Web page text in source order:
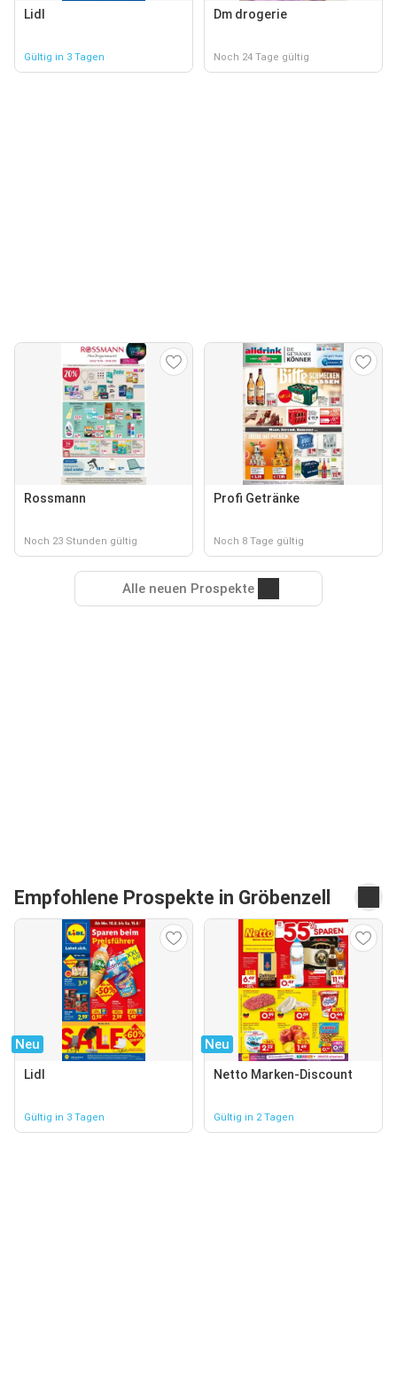
Lidl
Gültig in 3 Tagen
Dm drogerie
Noch 24 Tage gültig
Rossmann
Noch 23 Stunden gültig
Profi Getränke
Noch 8 Tage gültig
Alle neuen Prospekte
Empfohlene Prospekte in Gröbenzell
Neu
Lidl
Gültig in 3 Tagen
Neu
Netto Marken-Discount
Gültig in 2 Tagen